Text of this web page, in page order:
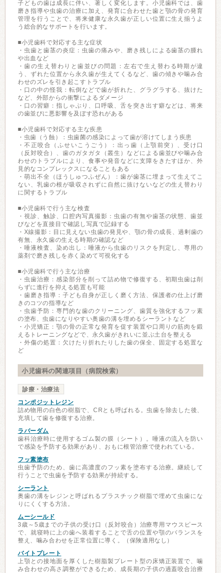
子どもの歯は成長に伴い、著しく変化します。小児歯科では、歯
磨き指導や虫歯の治療に加え、発育に合わせた歯と顎の骨の発育
管理を行うことで、将来健康な永久歯が正しい位置に生え揃うよ
う総合的なサポートを行います。
■小児歯科で対応する主な症状
・虫歯と歯茎の炎症：虫歯の痛みや、磨き残しによる歯茎の腫れ
や出血など
・歯の生え替わりと歯並びの問題：左右で生え替わる時期が違
う、ずれた位置から永久歯が生えてくるなど、歯の傾きや噛み合
わせのズレを引き起こすトラブル
・口の中の怪我：転倒などで歯が折れた、グラグラする、抜けた
など、外部からの衝撃によるダメージ
・口の習癖：指しゃぶり、口呼吸、舌を突き出す癖などは、将来
の歯並びに悪影響を及ぼす恐れがある
■小児歯科で対応する主な疾患
・虫歯（う蝕）：虫歯菌の感染によって歯が溶けてしまう疾患
・不正咬合（ふせいこうごう）：出っ歯（上顎前突）、受け口
（反対咬合）、歯のガタガタ（叢生）などによる歯並びや噛み合
わせのトラブルにより、食事や発音などに支障をきたすほか、外
見的なコンプレックスになることもある
・萌出不全（ほうしゅつふぜん）：歯が歯茎に埋まって生えてこ
ない、乳歯の根が吸収されずに自然に抜けないなどの生え替わり
に関するトラブル
■小児歯科で行う主な検査
・視診、触診、口腔内写真撮影：虫歯の有無や歯茎の状態、歯並
びなどを直接目で確認し写真で記録する
・X線撮影：目に見えない虫歯の発見や、顎の骨の成長、過剰歯の
有無、永久歯の生える時期の確認など
・唾液検査、染め出し：唾液から虫歯のリスクを判定し、専用の
薬剤で磨き残しを赤く染めて可視化する
■小児歯科で行う主な治療
・虫歯治療：感染部分を削って詰め物で修復する、初期虫歯は削
らずに進行を抑える処置も可能
・歯磨き指導：子ども自身が正しく磨く方法、保護者の仕上げ磨
きのコツの指導など
・虫歯予防：専門的な歯のクリーニング、歯質を強化するフッ素
の塗布、虫歯になりやすい奥歯の溝を埋めるシーラントなど
・小児矯正：顎の骨の正常な発育を促す装置や口周りの筋肉を鍛
えるトレーニングなどで、永久歯がきれいに並ぶ土台を整える
・外傷の処置：欠けたり折れたりした歯の保全、固定する処置な
ど
小児歯科の関連項目（病院検索）
診療・治療法
コンポジットレジン
詰め物用の白色の樹脂で、CRとも呼ばれる。虫歯を除去した後、
充填して歯を修復する治療。
ラバーダム
歯科治療時に使用するゴム製の膜（シート）。唾液の流入を防い
で感染を予防する効果があり、おもに根管治療で使われている。
フッ素塗布
虫歯予防のため、歯に高濃度のフッ素を塗布する治療。継続して
行うことで虫歯を予防する効果が持続する。
シーラント
奥歯の溝をレジンと呼ばれるプラスチック樹脂で埋めて虫歯にな
りにくくする方法。
ムーシールド
3歳～5歳までの子供の受け口（反対咬合）治療専用マウスピース
で、就寝時に上の歯へ装着することで舌の位置や顎のバランスを
整え、噛み合わせを正常位置に導く。（保険適用なし）
バイトプレート
上顎との接地面を厚くした樹脂製プレート型の床矯正装置で、噛
み合わせの高さ調整ができるため、成長期の子供の過蓋咬合治療